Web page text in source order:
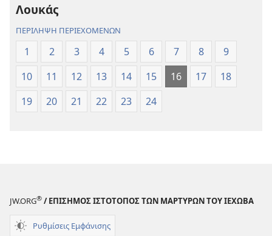
2017)2017)
Λουκάς
ΠΕΡΙΛΗΨΗ ΠΕΡΙΕΧΟΜΕΝΩΝ
1 2 3 4 5 6 7 8
9
10
11 12 13 14 15 16 17
18
19
20 21 22 23 24
JW.ORG® / ΕΠΙΣΗΜΟΣ ΙΣΤΟΤΟΠΟΣ ΤΩΝ ΜΑΡΤΥΡΩΝ ΤΟΥ ΙΕΧΩΒΑ
Ρυθμίσεις Εμφάνισης